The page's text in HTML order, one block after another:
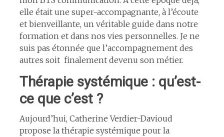
elle était une super-accompagnante, à l’écoute
et bienveillante, un véritable guide dans notre
formation et dans nos vies personnelles. Je ne
suis pas étonnée que l’accompagnement des
autres soit finalement devenu son métier.
Thérapie systémique : qu’est-
ce que c’est ?
Aujourd’hui, Catherine Verdier-Davioud
propose la thérapie systémique pour la